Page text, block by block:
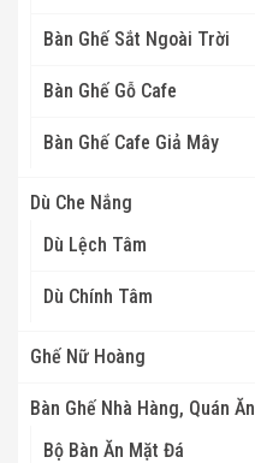
Bàn Ghế Sắt Ngoài Trời
Bàn Ghế Gỗ Cafe
Bàn Ghế Cafe Giả Mây
Dù Che Nắng
Dù Lệch Tâm
Dù Chính Tâm
Ghế Nữ Hoàng
Bàn Ghế Nhà Hàng, Quán Ăn
Bộ Bàn Ăn Mặt Đá